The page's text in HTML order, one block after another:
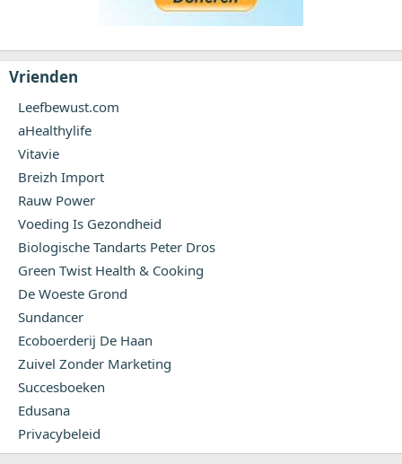
Vrienden
Leefbewust.com
aHealthylife
Vitavie
Breizh Import
Rauw Power
Voeding Is Gezondheid
Biologische Tandarts Peter Dros
Green Twist Health & Cooking
De Woeste Grond
Sundancer
Ecoboerderij De Haan
Zuivel Zonder Marketing
Succesboeken
Edusana
Privacybeleid